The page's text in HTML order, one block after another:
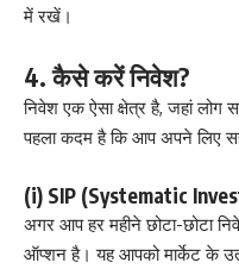
में रखें।
4. कैसे करें निवेश?
निवेश एक ऐसा क्षेत्र है, जहां
पहला कदम है कि आप अपने लिए
(i) SIP (Systematic
अगर आप हर महीने छोटा-छोटा
ऑप्शन है। यह आपको मार्केट के